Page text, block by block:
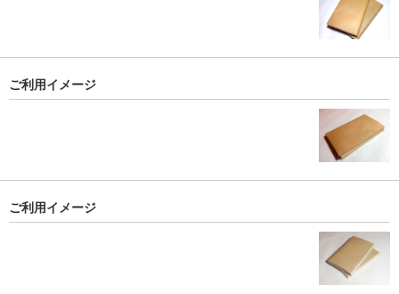
ご利用イメージ
ご利用イメージ